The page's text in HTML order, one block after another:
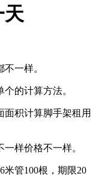
天
一样。
的计算方法。
面积计算脚手架租用
样价格不一样。
米管100根，期限20